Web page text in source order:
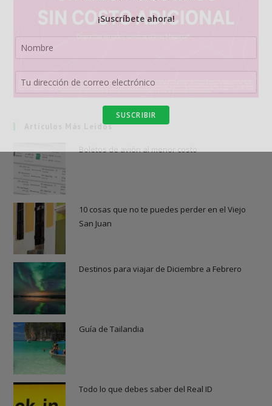
Artículos Más Leídos
Boletos de avión al menor costo
10 cosas que no te puedes perder en el Viejo
San Juan
Destinos para viajar de Diciembre a Febrero
Guía de Tailandia
Todo lo que debes saber del Real ID
¡Suscríbete ahora!